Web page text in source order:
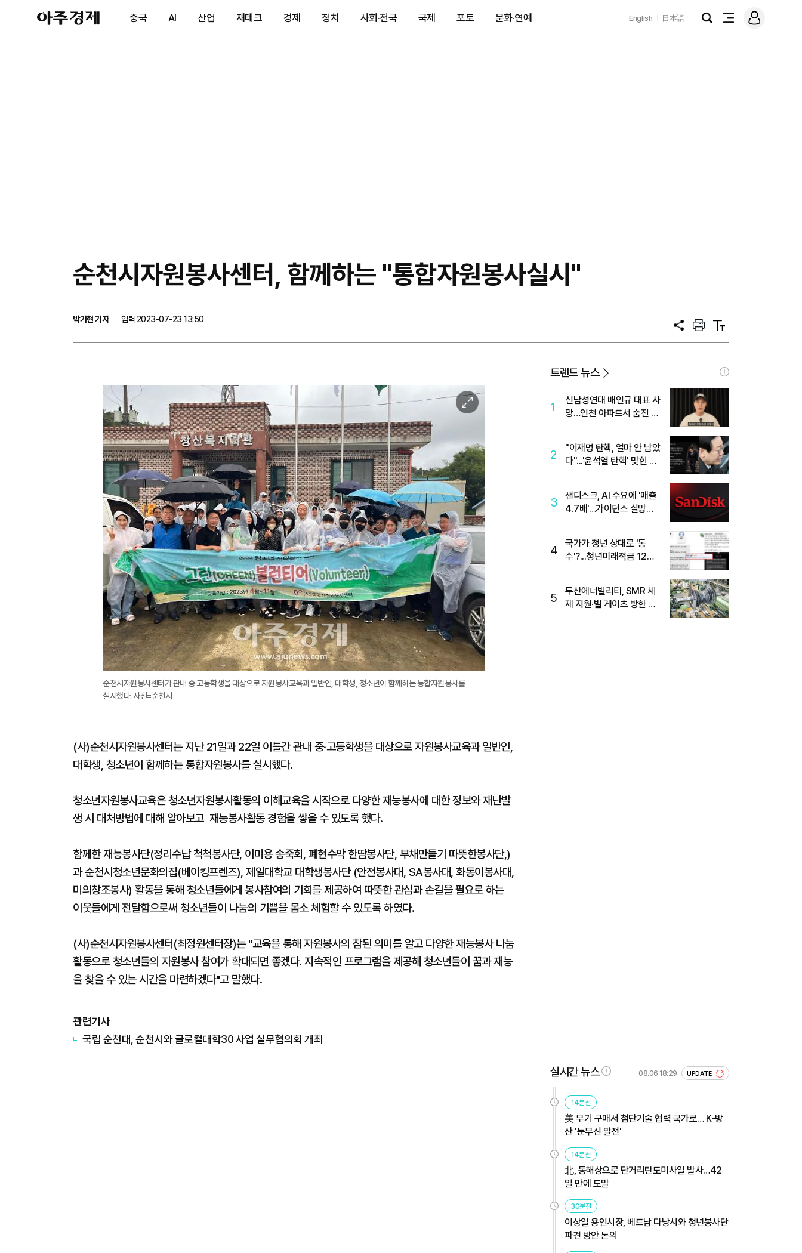
아
주
제
중국 AI 산업 재테크 경제 정치 사회·전국 국제 포토 문화·연예 English 日本語
검
전
메
그
​순천시자원봉사센터, 함께하는 "통합자원봉사실시"
박기현 기자
입력 2023-07-23 13:50
공
프
트
텍
트
이
미
확
대
순천시자원봉사센터가 관내 중·고등학생을 대상으로 자원봉사교육과 일반인, 대학생, 청소년이 함께하는 통합자원봉사를
실시했다. 사진=순천시
(사)순천시자원봉사센터는 지난 21일과 22일 이틀간 관내 중·고등학생을 대상으로 자원봉사교육과 일반인,
대학생, 청소년이 함께하는 통합자원봉사를 실시했다.
청소년자원봉사교육은 청소년자원봉사활동의 이해교육을 시작으로 다양한 재능봉사에 대한 정보와 재난발
생 시 대처방법에 대해 알아보고 재능봉사활동 경험을 쌓을 수 있도록 했다.
함께한 재능봉사단(정리수납 척척봉사단, 이미용 송죽회, 폐현수막 한땀봉사단, 부채만들기 따뜻한봉사단,)
과 순천시청소년문화의집(베이킹프렌즈), 제일대학교 대학생봉사단 (안전봉사대, SA봉사대, 화동이봉사대,
미의창조봉사) 활동을 통해 청소년들에게 봉사참여의 기회를 제공하여 따뜻한 관심과 손길을 필요로 하는
이웃들에게 전달함으로써 청소년들이 나눔의 기쁨을 몸소 체험할 수 있도록 하였다.
(사)순천시자원봉사센터(최정원센터장)는 "교육을 통해 자원봉사의 참된 의미를 알고 다양한 재능봉사 나눔
활동으로 청소년들의 자원봉사 참여가 확대되면 좋겠다. 지속적인 프로그램을 제공해 청소년들이 꿈과 재능
을 찾을 수 있는 시간을 마련하겠다"고 말했다.
관련기사
국립 순천대, 순천시와 글로컬대학30 사업 실무협의회 개최
트렌드 뉴스
1
신남성연대 배인규 대표 사
망…인천 아파트서 숨진 채
2
"이재명 탄핵, 얼마 안 남았
다"...'윤석열 탄핵' 맞힌 무
3
샌디스크, AI 수요에 '매출
4.7배'…가이던스 실망에
4
국가가 청년 상대로 '통
수'?...청년미래적금 12%
5
두산에너빌리티, SMR 세
제 지원·빌 게이츠 방한 기
실시간 뉴스 08.06 18:29 UPDATE
14분전
美 무기 구매서 첨단기술 협력 국가로… K-방
산 '눈부신 발전'
14분전
北, 동해상으로 단거리탄도미사일 발사…42
일 만에 도발
30분전
이상일 용인시장, 베트남 다낭시와 청년봉사단
파견 방안 논의